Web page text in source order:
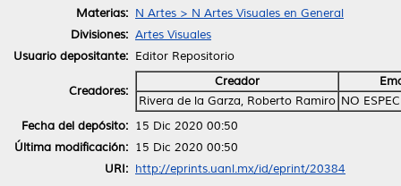
Materias: N Artes > N Artes Visuales en General
Divisiones: Artes Visuales
Usuario depositante: Editor Repositorio
Creadores:
Creador
Rivera de la Garza, Roberto Ramiro NO
Fecha del depósito: 15 Dic 2020 00:50
Última modificación: 15 Dic 2020 00:50
URI: http://eprints.uanl.mx/id/eprint/20384